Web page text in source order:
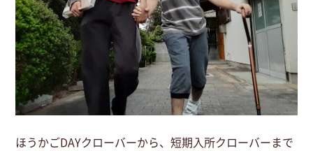
ほうかごDAYクローバーから、短期入所クローバーまで